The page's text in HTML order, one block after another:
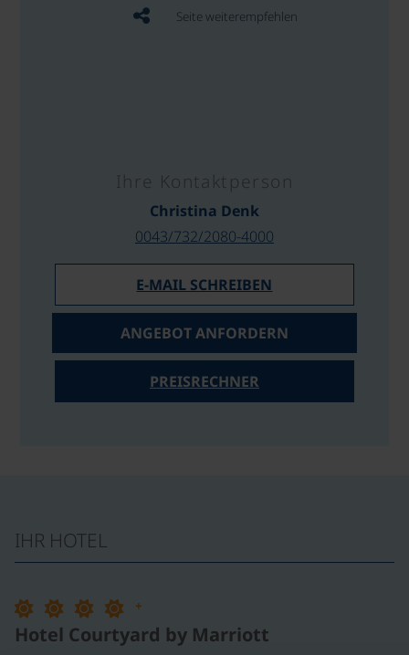
Seite weiterempfehlen
Ihre Kontaktperson
Christina Denk
0043/732/2080-4000
E-MAIL SCHREIBEN
ANGEBOT ANFORDERN
PREISRECHNER
IHR HOTEL
+
Hotel Courtyard by Marriott